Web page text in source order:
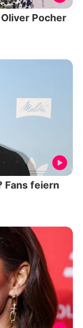
Pocher
Fans feiern